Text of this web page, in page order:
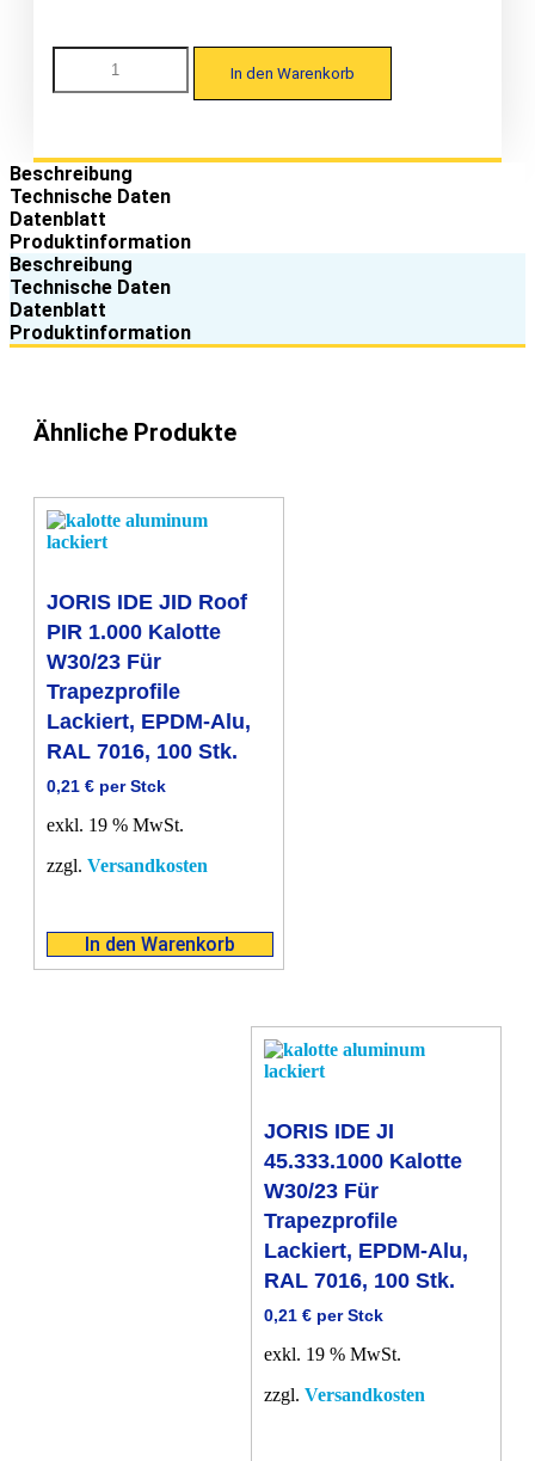
Staalprofil
DS
W33/37
für
Trapezprofile
7,3
x
45,
EPDM-
Alu,
lackiert
100
Stk.
In den Warenkorb
Beschreibung
Technische Daten
Datenblatt
Produktinformation
Beschreibung
Technische Daten
Datenblatt
Produktinformation
Ähnliche Produkte
JORIS IDE JID Roof
PIR 1.000 Kalotte
W30/23 Für
Trapezprofile
Lackiert, EPDM-Alu,
RAL 7016, 100 Stk.
0,21 € per Stck
exkl. 19 % MwSt.
zzgl. Versandkosten
In den Warenkorb
JORIS IDE JI
45.333.1000 Kalotte
W30/23 Für
Trapezprofile
Lackiert, EPDM-Alu,
RAL 7016, 100 Stk.
0,21 € per Stck
exkl. 19 % MwSt.
zzgl. Versandkosten